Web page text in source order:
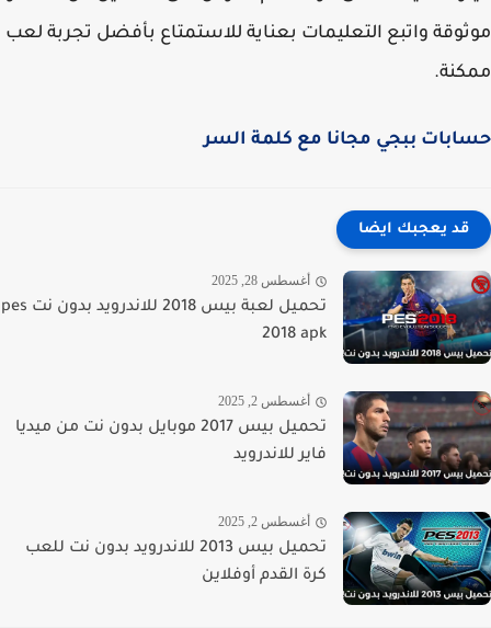
واتبع التعليمات بعناية للاستمتاع بأفضل تجربة لعب
ببجي مجانا مع كلمة السر
قد يعجبك ايضا
أغسطس 28, 2025
تحميل لعبة بيس 2018 للاندرويد بدون نت pes
2018 apk
أغسطس 2, 2025
تحميل بيس 2017 موبايل بدون نت من ميديا
فاير للاندرويد
أغسطس 2, 2025
تحميل بيس 2013 للاندرويد بدون نت للعب
كرة القدم أوفلاين